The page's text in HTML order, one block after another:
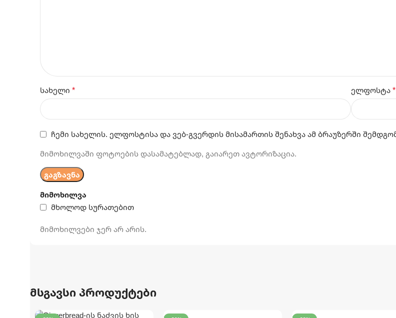
მიმოხილვა
მხოლოდ სურათებით
მიმოხილვები ჯერ არ არის.
სახელი * ელფოსტა *
ჩემი სახელის. ელფოსტისა და ვებ-გვერდის მისამართის შენახვა ამ ბრაუზერში
მიმოხილვაში ფოტოების დასამატებლად, გაიარეთ ავტორიზაცია.
მსგავსი პროდუქტები